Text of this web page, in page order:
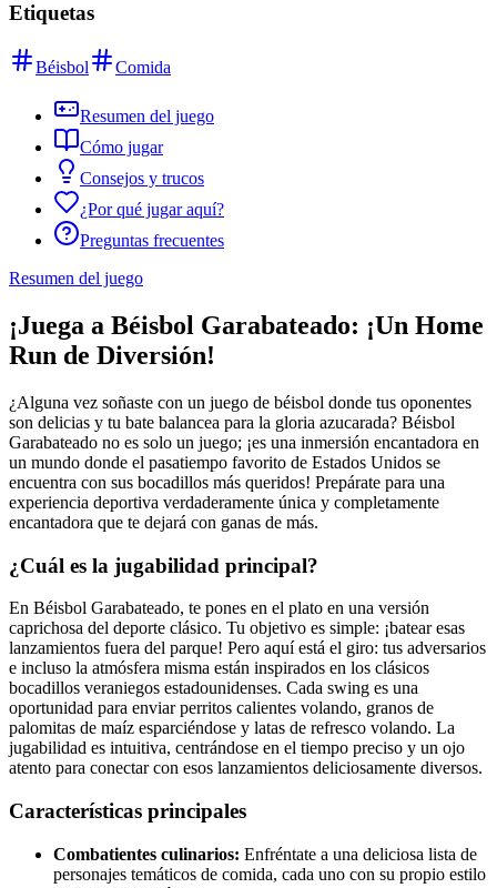
Etiquetas
Béisbol Comida
Resumen del juego
Cómo jugar
Consejos y trucos
¿Por qué jugar aquí?
Preguntas frecuentes
Resumen del juego
¡Juega a Béisbol Garabateado: ¡Un Home
Run de Diversión!
¿Alguna vez soñaste con un juego de béisbol donde tus oponentes
son delicias y tu bate balancea para la gloria azucarada? Béisbol
Garabateado no es solo un juego; ¡es una inmersión encantadora en
un mundo donde el pasatiempo favorito de Estados Unidos se
encuentra con sus bocadillos más queridos! Prepárate para una
experiencia deportiva verdaderamente única y completamente
encantadora que te dejará con ganas de más.
¿Cuál es la jugabilidad principal?
En Béisbol Garabateado, te pones en el plato en una versión
caprichosa del deporte clásico. Tu objetivo es simple: ¡batear esas
lanzamientos fuera del parque! Pero aquí está el giro: tus adversarios
e incluso la atmósfera misma están inspirados en los clásicos
bocadillos veraniegos estadounidenses. Cada swing es una
oportunidad para enviar perritos calientes volando, granos de
palomitas de maíz esparciéndose y latas de refresco volando. La
jugabilidad es intuitiva, centrándose en el tiempo preciso y un ojo
atento para conectar con esos lanzamientos deliciosamente diversos.
Características principales
Combatientes culinarios: Enfréntate a una deliciosa lista de
personajes temáticos de comida, cada uno con su propio estilo